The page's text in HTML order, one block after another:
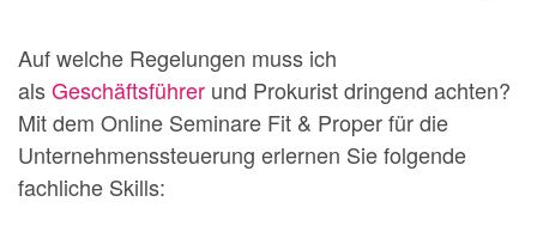
Auf welche Regelungen muss ich
alsGeschäftsführer und Prokurist dringend achten?
Mit dem Online Seminare Fit & Proper für die
Unternehmenssteuerung erlernen Sie folgende
fachliche Skills: